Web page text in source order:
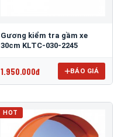
Gương kiểm tra gầm xe
30cm KLTC-030-2245
1.950.000đ BÁO GIÁ
HOT